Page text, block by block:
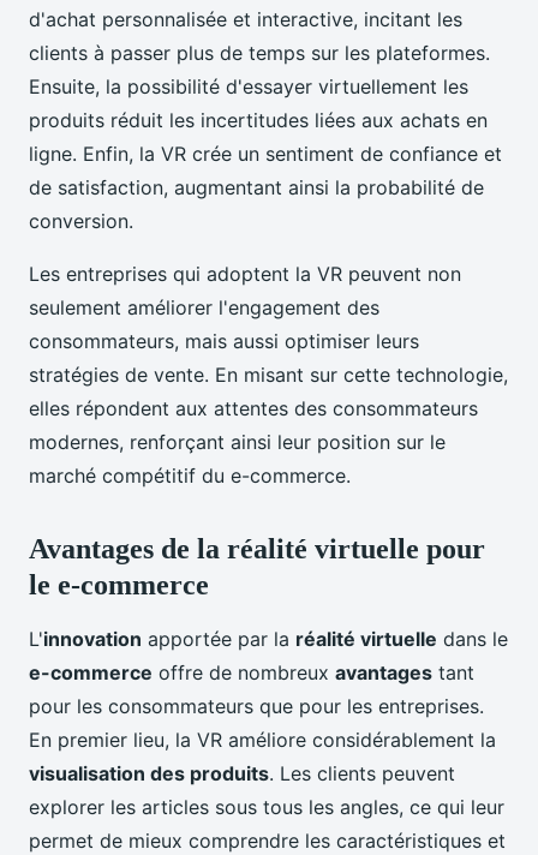
d'achat personnalisée et interactive, incitant les
clients à passer plus de temps sur les plateformes.
Ensuite, la possibilité d'essayer virtuellement les
produits réduit les incertitudes liées aux achats en
ligne. Enfin, la VR crée un sentiment de confiance et
de satisfaction, augmentant ainsi la probabilité de
conversion.
Les entreprises qui adoptent la VR peuvent non
seulement améliorer l'engagement des
consommateurs, mais aussi optimiser leurs
stratégies de vente. En misant sur cette technologie,
elles répondent aux attentes des consommateurs
modernes, renforçant ainsi leur position sur le
marché compétitif du e-commerce.
Avantages de la réalité virtuelle pour
le e-commerce
L'innovation apportée par la réalité virtuelle dans le
e-commerce offre de nombreux avantages tant
pour les consommateurs que pour les entreprises.
En premier lieu, la VR améliore considérablement la
visualisation des produits. Les clients peuvent
explorer les articles sous tous les angles, ce qui leur
permet de mieux comprendre les caractéristiques et